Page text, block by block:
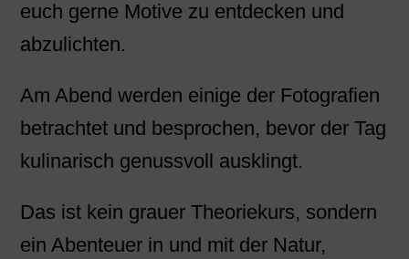
euch gerne Motive zu entdecken und
abzulichten.
Am Abend werden einige der Fotografien
betrachtet und besprochen, bevor der Tag
kulinarisch genussvoll ausklingt.
Das ist kein grauer Theoriekurs, sondern
ein Abenteuer in und mit der Natur,